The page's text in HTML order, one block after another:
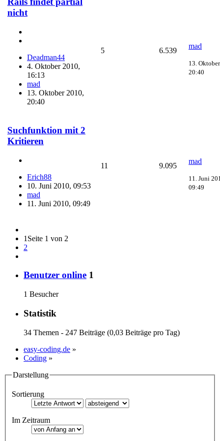
nicht
Deadman44
4. Oktober 2010,
16:13
mad
13. Oktober 2010,
20:40
5 6.539
mad
13.
20:40
Suchfunktion mit 2
Kritieren
Erich88
10. Juni 2010, 09:53
mad
11. Juni 2010, 09:49
11 9.095
mad
11. Juni
09:49
1 Seite 1 von 2
2
Benutzer online 1
1 Besucher
Statistik
34 Themen - 247 Beiträge (0,03 Beiträge pro Tag)
easy-coding.de »
Coding »
Darstellung
Sortierung
Im Zeitraum